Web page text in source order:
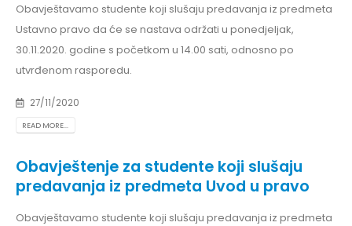
Obavještavamo studente koji slušaju predavanja iz predmeta
Ustavno pravo da će se nastava održati u ponedjeljak,
30.11.2020. godine s početkom u 14.00 sati, odnosno po
utvrđenom rasporedu.
27/11/2020
READ MORE...
Obavještenje za studente koji slušaju
predavanja iz predmeta Uvod u pravo
Obavještavamo studente koji slušaju predavanja iz predmeta